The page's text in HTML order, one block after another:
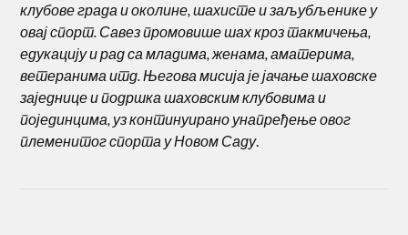
клубове града и околине, шахисте и заљубљенике у
овај спорт. Савез промовише шах кроз такмичења,
едукацију и рад са младима, женама, аматерима,
ветеранима итд. Његова мисија је јачање шаховске
заједнице и подршка шаховским клубовима и
појединцима, уз континуирано унапређење овог
племенитог спорта у Новом Саду.